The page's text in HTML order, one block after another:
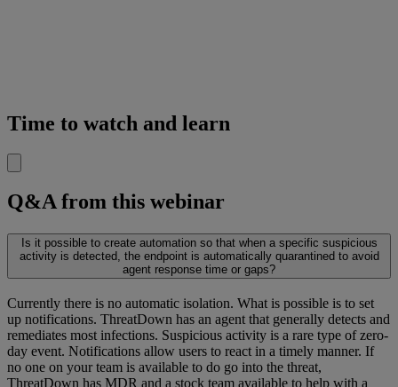
Time to watch and learn
Q&A from this webinar
Is it possible to create automation so that when a specific suspicious
activity is detected, the endpoint is automatically quarantined to avoid
agent response time or gaps?
Currently there is no automatic isolation. What is possible is to set
up notifications. ThreatDown has an agent that generally detects and
remediates most infections. Suspicious activity is a rare type of zero-
day event. Notifications allow users to react in a timely manner. If
no one on your team is available to do go into the threat,
ThreatDown has MDR and a stock team available to help with a